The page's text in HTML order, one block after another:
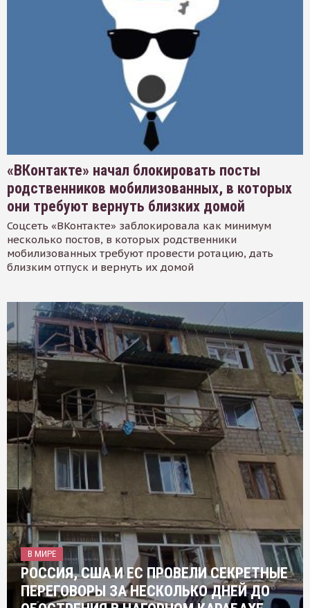
«ВКонтакте» начал блокировать посты
родственников мобилизованных, в которых
они требуют вернуть близких домой
Соцсеть «ВКонтакте» заблокировала как минимум
несколько постов, в которых родственники
мобилизованных требуют провести ротацию, дать
близким отпуск и вернуть их домой
В МИРЕ
РОССИЯ, США И ЕС ПРОВЕЛИ СЕКРЕТНЫЕ
ПЕРЕГОВОРЫ ЗА НЕСКОЛЬКО ДНЕЙ ДО